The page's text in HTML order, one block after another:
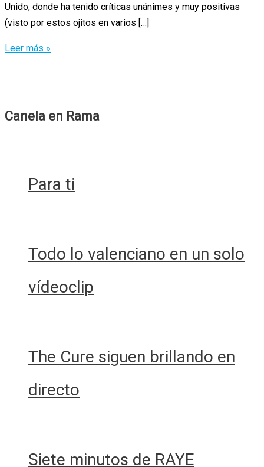
Unido, donde ha tenido críticas unánimes y muy positivas
(visto por estos ojitos en varios […]
La
la
Leer más »
Canela en Rama
Para ti
Todo lo valenciano en un solo
vídeoclip
The Cure siguen brillando en
directo
Siete minutos de RAYE